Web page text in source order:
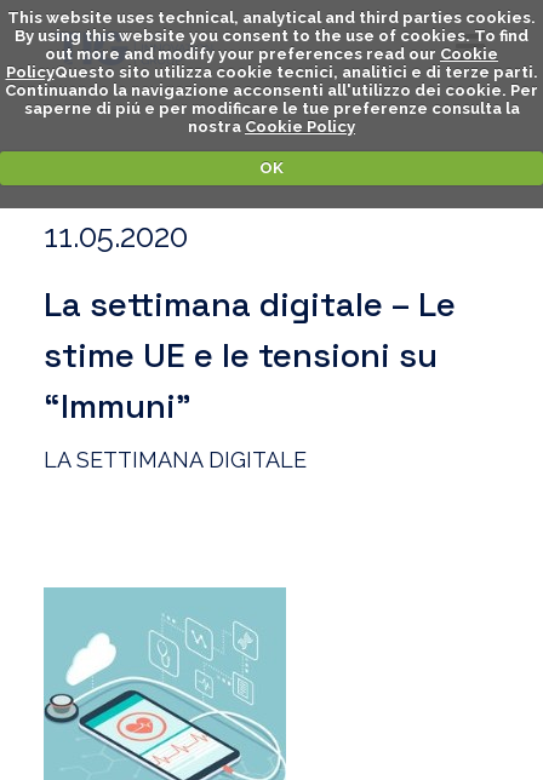
This website uses technical, analytical and third parties cookies.
By using this website you consent to the use of cookies. To find
out more and modify your preferences read our Cookie
PolicyQuesto sito utilizza cookie tecnici, analitici e di terze parti.
Continuando la navigazione acconsenti all'utilizzo dei cookie. Per
saperne di piú e per modificare le tue preferenze consulta la
nostra Cookie Policy
OK
11.05.2020
La settimana digitale – Le
stime UE e le tensioni su
“Immuni”
LA SETTIMANA DIGITALE